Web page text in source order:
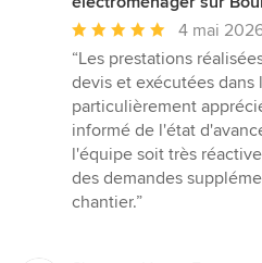
Note
moyenne
:
5
étoiles
sur
5
4 mai
“Les prestations
devis et exécutées dans
particulièrement
informé de l'état
l'équipe soit très
des demandes
chantier.”